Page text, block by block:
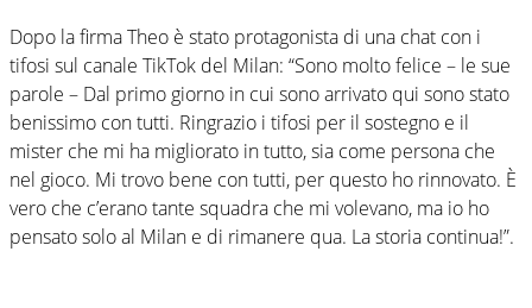
Dopo la firma Theo è stato protagonista di una chat con i
tifosi sul canale TikTok del Milan: “Sono molto felice – le sue
parole – Dal primo giorno in cui sono arrivato qui sono stato
benissimo con tutti. Ringrazio i tifosi per il sostegno e il
mister che mi ha migliorato in tutto, sia come persona che
nel gioco. Mi trovo bene con tutti, per questo ho rinnovato. È
vero che c’erano tante squadra che mi volevano, ma io ho
pensato solo al Milan e di rimanere qua. La storia continua!”.